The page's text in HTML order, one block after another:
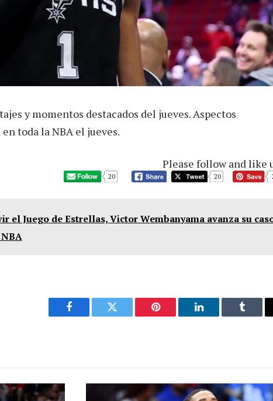
y momentos destacados del jueves. Aspectos
toda la NBA el jueves.
Please follow and like
20 20
el Juego de Estrellas, Victor Wembanyama avanza su
Facebook Twitter Pinterest LinkedIn Tumblr